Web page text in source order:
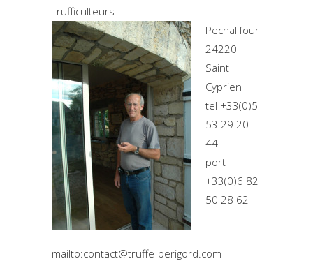
Trufficulteurs
Pechalifour
24220
Saint
Cyprien
tel +33(0)5
53 29 20
44
port
+33(0)6 82
50 28 62
mailto:contact@truffe-perigord.com